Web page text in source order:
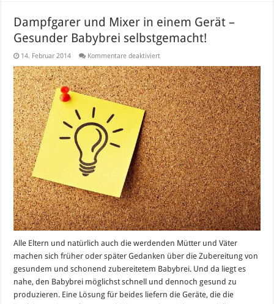
Dampfgarer und Mixer in einem Gerät –
Gesunder Babybrei selbstgemacht!
14. Februar 2014 Kommentare deaktiviertfür
und
Mixer
in
einem
Gerät
–
Gesunder
Babybrei
selbstgemacht!
Alle Eltern und natürlich auch die werdenden Mütter und Väter
machen sich früher oder später Gedanken über die Zubereitung von
gesundem und schonend zubereitetem Babybrei. Und da liegt es
nahe, den Babybrei möglichst schnell und dennoch gesund zu
produzieren. Eine Lösung für beides liefern die Geräte, die die